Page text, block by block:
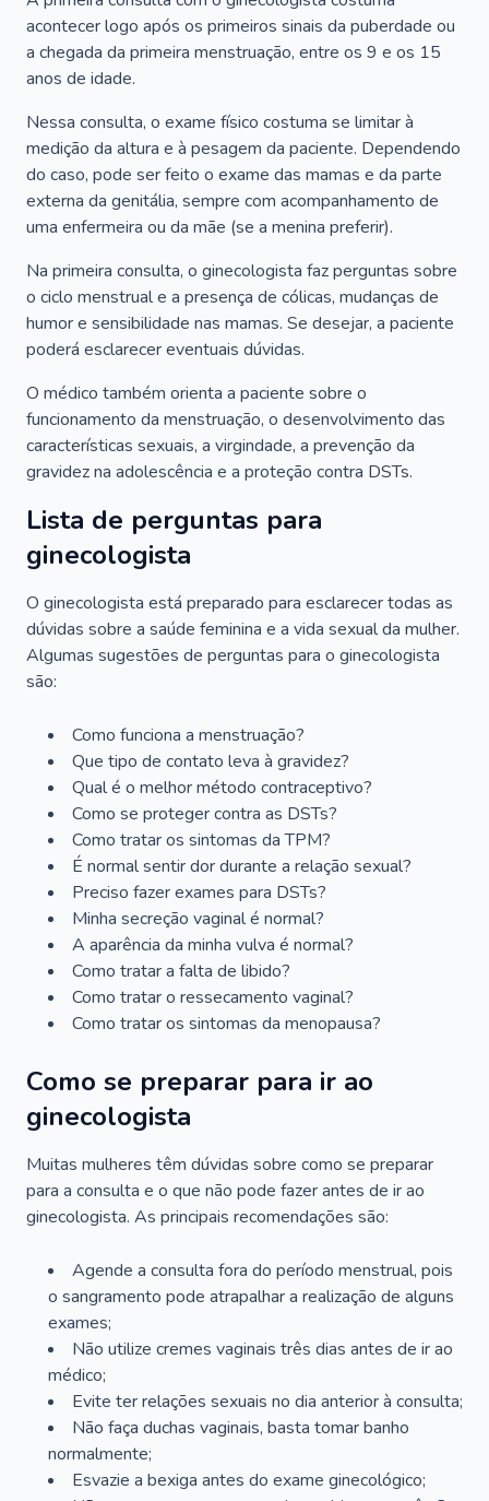
acontecer logo após os primeiros sinais da puberdade ou
a chegada da primeira menstruação, entre os 9 e os 15
anos de idade.
Nessa consulta, o exame físico costuma se limitar à
medição da altura e à pesagem da paciente. Dependendo
do caso, pode ser feito o exame das mamas e da parte
externa da genitália, sempre com acompanhamento de
uma enfermeira ou da mãe (se a menina preferir).
Na primeira consulta, o ginecologista faz perguntas sobre
o ciclo menstrual e a presença de cólicas, mudanças de
humor e sensibilidade nas mamas. Se desejar, a paciente
poderá esclarecer eventuais dúvidas.
O médico também orienta a paciente sobre o
funcionamento da menstruação, o desenvolvimento das
características sexuais, a virgindade, a prevenção da
gravidez na adolescência e a proteção contra DSTs.
Lista de perguntas para
ginecologista
O ginecologista está preparado para esclarecer todas as
dúvidas sobre a saúde feminina e a vida sexual da mulher.
Algumas sugestões de perguntas para o ginecologista
são:
Como funciona a menstruação?
Que tipo de contato leva à gravidez?
Qual é o melhor método contraceptivo?
Como se proteger contra as DSTs?
Como tratar os sintomas da TPM?
É normal sentir dor durante a relação sexual?
Preciso fazer exames para DSTs?
Minha secreção vaginal é normal?
A aparência da minha vulva é normal?
Como tratar a falta de libido?
Como tratar o ressecamento vaginal?
Como tratar os sintomas da menopausa?
Como se preparar para ir ao
ginecologista
Muitas mulheres têm dúvidas sobre como se preparar
para a consulta e o que não pode fazer antes de ir ao
ginecologista. As principais recomendações são:
Agende a consulta fora do período menstrual, pois
o sangramento pode atrapalhar a realização de alguns
exames;
Não utilize cremes vaginais três dias antes de ir ao
médico;
Evite ter relações sexuais no dia anterior à consulta;
Não faça duchas vaginais, basta tomar banho
normalmente;
Esvazie a bexiga antes do exame ginecológico;